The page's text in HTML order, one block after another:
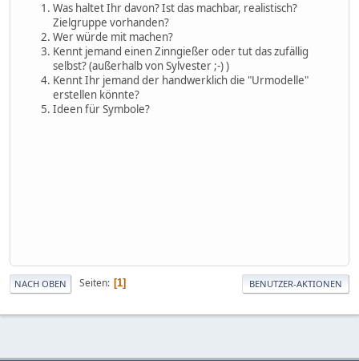
Was haltet Ihr davon? Ist das machbar, realistisch?
Zielgruppe vorhanden?
Wer würde mit machen?
Kennt jemand einen Zinngießer oder tut das zufällig
selbst? (außerhalb von Sylvester ;-) )
Kennt Ihr jemand der handwerklich die "Urmodelle"
erstellen könnte?
Ideen für Symbole?
NACH OBEN Seiten 1 BENUTZER-AKTIONEN